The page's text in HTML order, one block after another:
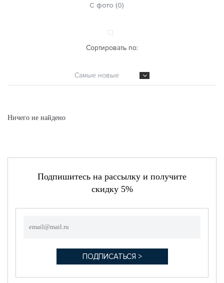
С фото (0)
Сортировать по:
Самые новые
Ничего не найдено
Подпишитесь на рассылку и получите
скидку 5%